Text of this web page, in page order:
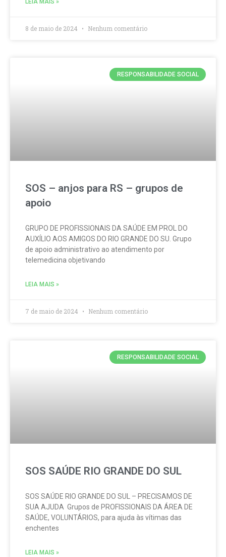
LEIA MAIS »
8 de maio de 2024 Nenhum comentário
RESPONSABILIDADE SOCIAL
SOS – anjos para RS – grupos de
apoio
GRUPO DE PROFISSIONAIS DA SAÚDE EM PROL DO
AUXÍLIO AOS AMIGOS DO RIO GRANDE DO SU. Grupo
de apoio administrativo ao atendimento por
telemedicina objetivando
LEIA MAIS »
7 de maio de 2024 Nenhum comentário
RESPONSABILIDADE SOCIAL
SOS SAÚDE RIO GRANDE DO SUL
SOS SAÚDE RIO GRANDE DO SUL – PRECISAMOS DE
SUA AJUDA Grupos de PROFISSIONAIS DA ÁREA DE
SAÚDE, VOLUNTÁRIOS, para ajuda às vítimas das
enchentes
LEIA MAIS »